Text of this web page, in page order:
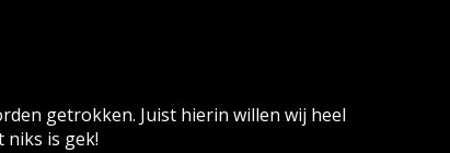
getrokken. Juist hierin willen wij heel
is gek!